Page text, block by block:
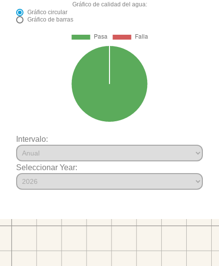
Gráfico de calidad del agua:
Gráfico circular
Gráfico de barras
Intervalo:
Seleccionar Year: